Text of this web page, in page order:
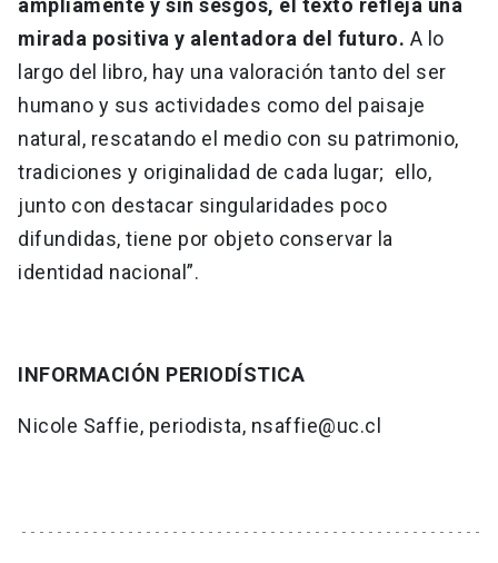
ampliamente y sin sesgos, el texto refleja una
mirada positiva y alentadora del futuro. A lo
largo del libro, hay una valoración tanto del ser
humano y sus actividades como del paisaje
natural, rescatando el medio con su patrimonio,
tradiciones y originalidad de cada lugar; ello,
junto con destacar singularidades poco
difundidas, tiene por objeto conservar la
identidad nacional”.
INFORMACIÓN PERIODÍSTICA
Nicole Saffie, periodista, nsaffie@uc.cl